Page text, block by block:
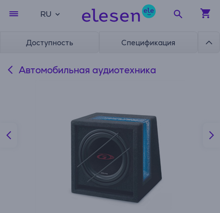
RU
Доступность Спецификация
Автомобильная аудиотехника